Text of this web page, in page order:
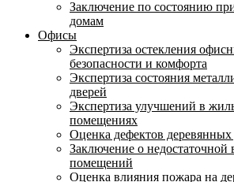
Заключение по состоянию
домам
Офисы
Экспертиза остекления
безопасности и комфорта
Экспертиза состояния
дверей
Экспертиза улучшений в
помещениях
Оценка дефектов
Заключение о недостаточной
помещений
Оценка влияния пожара на